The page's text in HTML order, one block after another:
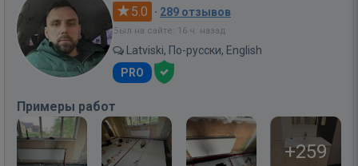
5.0 · 289 отзывов
Был на сайте: 16 ч. назад
Latviski, По-русски, English
PRO
Примеры работ
+259